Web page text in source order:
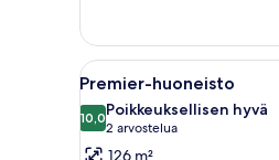
1BR
Suite
Avaa
kaikki
huonetyypin
Premier-
22
Premier-huoneisto
10,010,0 kautta 10
Poikkeuksellisen hyvä
2 arvostelua
(2
arvostelua)
126 m²